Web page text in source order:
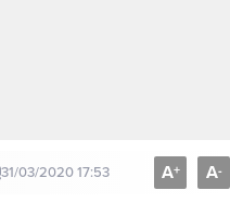
31/03/2020 17:53 A+ A-